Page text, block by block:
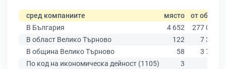
сред компаниите място от общо
В България
4 652
277 019
В област Велико Търново
122
7 358
В община Велико Търново
58
3 762
По код на икономическа дейност (1105)
3